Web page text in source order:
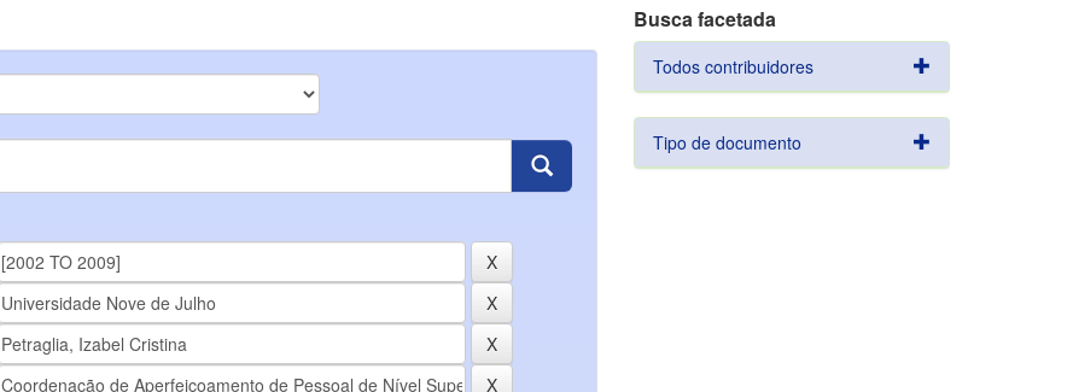
Busca facetada
Todos contribuidores
Tipo de documento